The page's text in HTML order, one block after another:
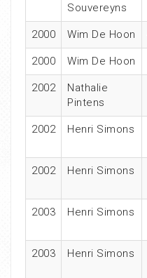
Souvereyns
2000 Wim De Hoon
2000 Wim De Hoon
2002
Nathalie
Pintens
2002 Henri Simons
2002 Henri Simons
2003 Henri Simons
2003 Henri Simons